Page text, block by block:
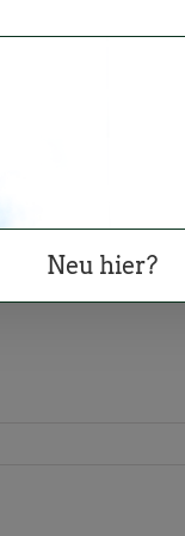
Neu hier?